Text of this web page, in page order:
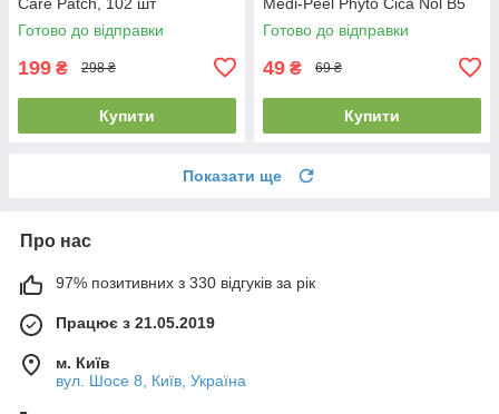
Готово до відправки
199 ₴ 298 ₴
Купити
Wrapping Mask 4ml
Готово до відправки
49 ₴ 69 ₴
Купити
Показати ще
Про нас
97% позитивних з 330 відгуків за рік
Працює з 21.05.2019
м. Київ
вул. Шосе 8, Київ, Україна